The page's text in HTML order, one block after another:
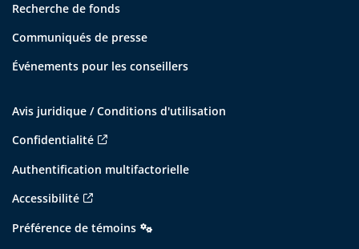
Recherche de fonds
Communiqués de presse
Événements pour les conseillers
Avis juridique / Conditions d'utilisation
Confidentialité
Authentification multifactorielle
Accessibilité
Préférence de témoins